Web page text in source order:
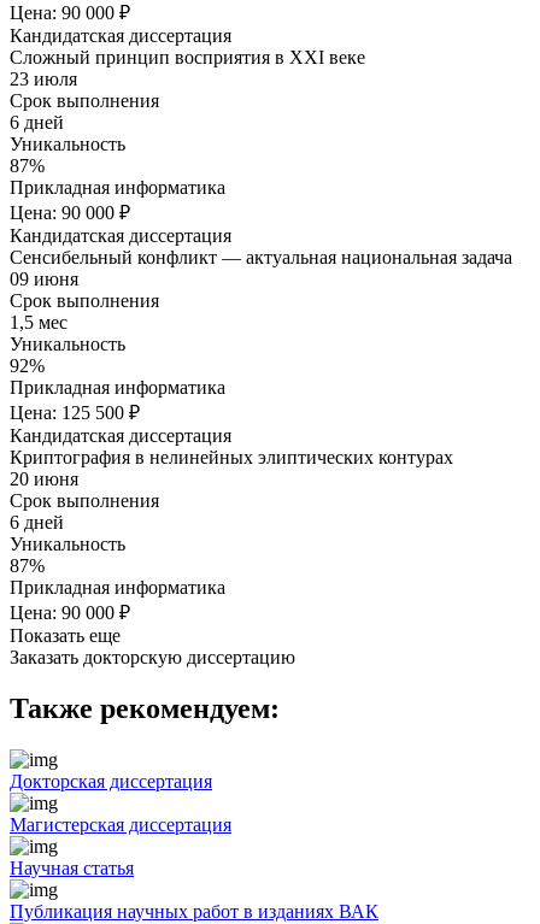
Цена: 90 000 ₽
Кандидатская диссертация
Сложный принцип восприятия в XXI веке
23 июля
Срок выполнения
6 дней
Уникальность
87%
Прикладная информатика
Цена: 90 000 ₽
Кандидатская диссертация
Сенсибельный конфликт — актуальная национальная задача
09 июня
Срок выполнения
1,5 мес
Уникальность
92%
Прикладная информатика
Цена: 125 500 ₽
Кандидатская диссертация
Криптография в нелинейных элиптических контурах
20 июня
Срок выполнения
6 дней
Уникальность
87%
Прикладная информатика
Цена: 90 000 ₽
Показать еще
Заказать докторскую диссертацию
Также рекомендуем:
Докторская диссертация
Магистерская диссертация
Научная статья
Публикация научных работ в изданиях ВАК